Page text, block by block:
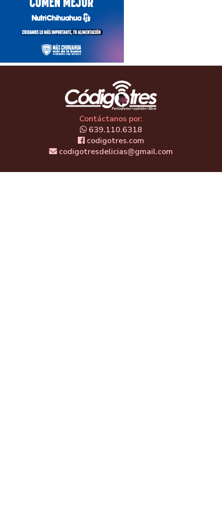
Contáctanos por:
639.110.6318
codigotres.com
codigotresdelicias@gmail.com